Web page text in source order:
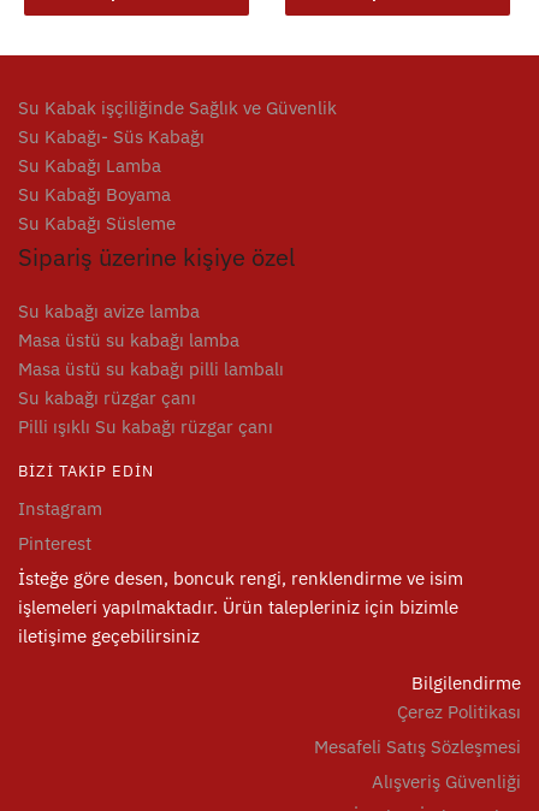
Su Kabak işçiliğinde Sağlık ve Güvenlik
Su Kabağı- Süs Kabağı
Su Kabağı Lamba
Su Kabağı Boyama
Su Kabağı Süsleme
Sipariş üzerine kişiye özel
Su kabağı avize lamba
Masa üstü su kabağı lamba
Masa üstü su kabağı pilli lambalı
Su kabağı rüzgar çanı
Pilli ışıklı Su kabağı rüzgar çanı
BIZI TAKIP EDIN
Instagram
Pinterest
İsteğe göre desen, boncuk rengi, renklendirme ve isim
işlemeleri yapılmaktadır. Ürün talepleriniz için bizimle
iletişime geçebilirsiniz
Bilgilendirme
Çerez Politikası
Mesafeli Satış Sözleşmesi
Alışveriş Güvenliği